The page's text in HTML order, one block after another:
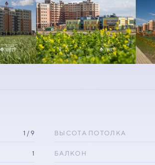
1 / 9
1
ВЫСОТА ПОТОЛКА
БАЛКОН